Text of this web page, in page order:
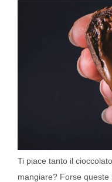
Ti piace tanto il
mangiare? Forse